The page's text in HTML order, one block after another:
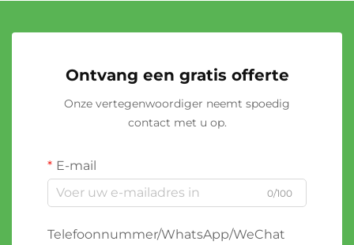
Ontvang een gratis offerte
Onze vertegenwoordiger neemt spoedig
contact met u op.
E-mail
0/100
Telefoonnummer/WhatsApp/WeChat